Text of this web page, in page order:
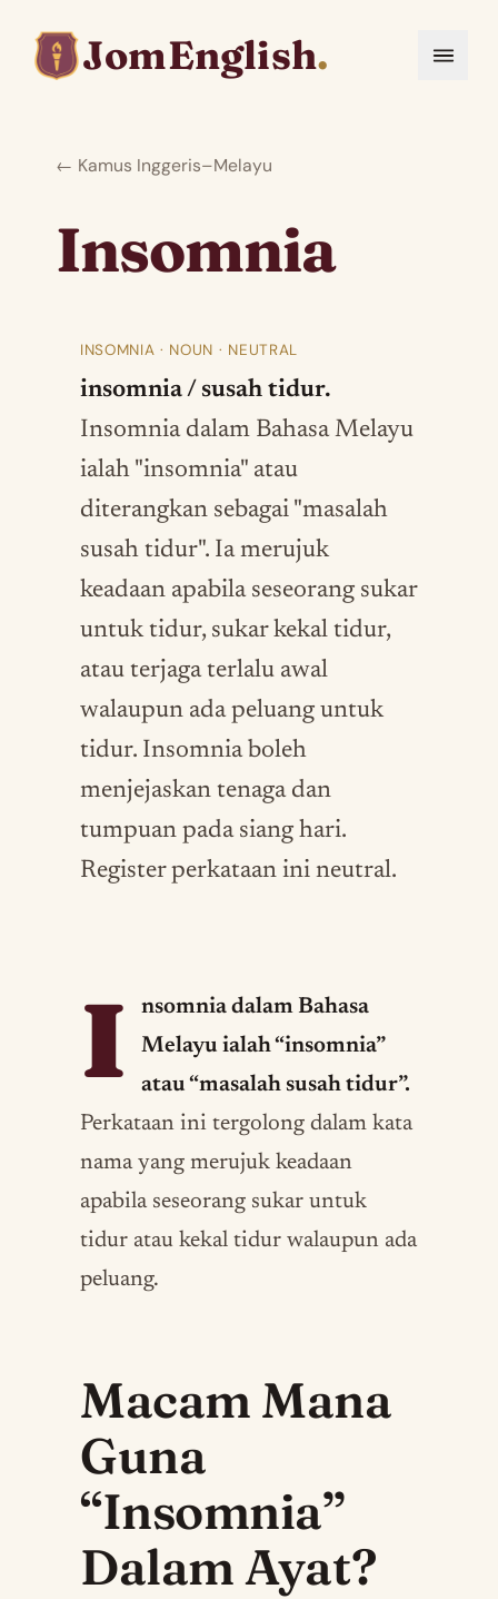
JomEnglish.
← Kamus Inggeris–Melayu
Insomnia
INSOMNIA · NOUN · NEUTRAL
insomnia / susah tidur.
Insomnia dalam Bahasa Melayu
ialah "insomnia" atau
diterangkan sebagai "masalah
susah tidur". Ia merujuk
keadaan apabila seseorang sukar
untuk tidur, sukar kekal tidur,
atau terjaga terlalu awal
walaupun ada peluang untuk
tidur. Insomnia boleh
menjejaskan tenaga dan
tumpuan pada siang hari.
Register perkataan ini neutral.
I
nsomnia dalam Bahasa
Melayu ialah “insomnia”
atau “masalah susah tidur”.
Perkataan ini tergolong dalam kata
nama yang merujuk keadaan
apabila seseorang sukar untuk
tidur atau kekal tidur walaupun ada
peluang.
Macam Mana
Guna
“Insomnia”
Dalam Ayat?